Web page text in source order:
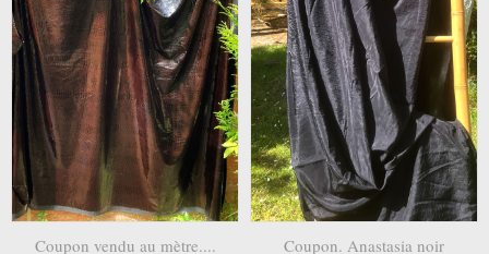
Coupon vendu au mètre.... Coupon. Anastasia noir